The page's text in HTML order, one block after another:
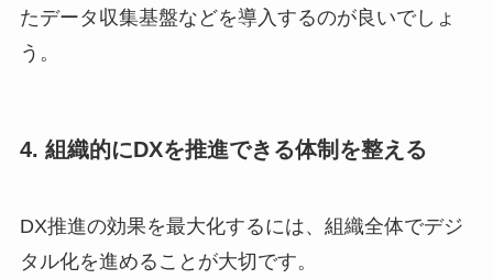
たデータ収集基盤などを導入するのが良いでしょ
う。
4. 組織的にDXを推進できる体制を整える
DX推進の効果を最大化するには、組織全体でデジ
タル化を進めることが大切です。